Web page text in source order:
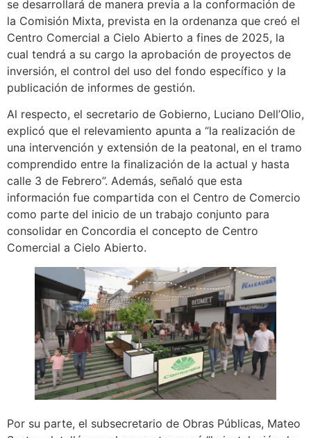
se desarrollará de manera previa a la conformación de
la Comisión Mixta, prevista en la ordenanza que creó el
Centro Comercial a Cielo Abierto a fines de 2025, la
cual tendrá a su cargo la aprobación de proyectos de
inversión, el control del uso del fondo específico y la
publicación de informes de gestión.
Al respecto, el secretario de Gobierno, Luciano Dell’Olio,
explicó que el relevamiento apunta a “la realización de
una intervención y extensión de la peatonal, en el tramo
comprendido entre la finalización de la actual y hasta
calle 3 de Febrero”. Además, señaló que esta
información fue compartida con el Centro de Comercio
como parte del inicio de un trabajo conjunto para
consolidar en Concordia el concepto de Centro
Comercial a Cielo Abierto.
Por su parte, el subsecretario de Obras Públicas, Mateo